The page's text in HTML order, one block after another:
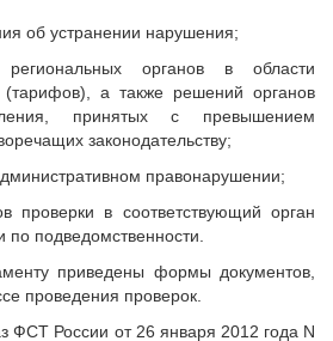
об устранении нарушения;
органов в области
(тарифов), а также решений органов
принятых с превышением
законодательству;
правонарушении;
проверки в соответствующий орган
по подведомственности.
приведены формы документов,
проведения проверок.
ФСТ России от 26 января 2012 года N